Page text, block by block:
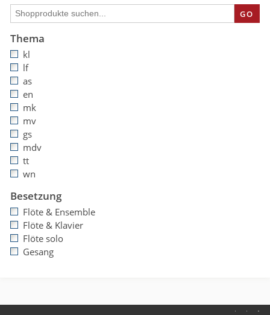
GO
Thema
kl
lf
as
en
mk
mv
gs
mdv
tt
wn
Besetzung
Flöte & Ensemble
Flöte & Klavier
Flöte solo
Gesang